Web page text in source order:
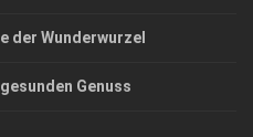
der Wunderwurzel
Genuss